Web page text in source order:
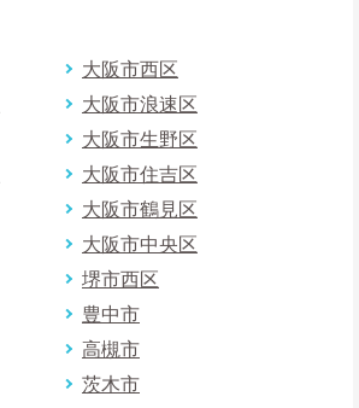
大阪市西区
大阪市浪速区
大阪市生野区
大阪市住吉区
大阪市鶴見区
大阪市中央区
堺市西区
豊中市
高槻市
茨木市